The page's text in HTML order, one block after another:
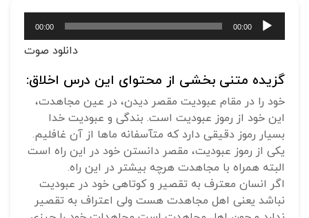
پخش‌کننده
صوت
00:00
00:00
دانلود صوت
گزیده متنی بخشی از محتوای این درس اخلاق:
خود را در مقام عبودیت مقصر دیدن، در عین مجاهدت،
این خود از رموز عبودیت است. بندگی و عبودیت خدا
بسیار رموز دقیقی دارد که متآسفانه ماها از آن غافلیم.
یکی از رموز عبودیت، مقصر دانستن خود در این راه است
البته همراه با مجاهدت هرچه بیشتر در این راه.
اگر انسان معترف به تقصیر و کوتاهی خود در عبودیت
نباشد یعنی اهل مجاهدت هست ولی اعتراف به تقصیر